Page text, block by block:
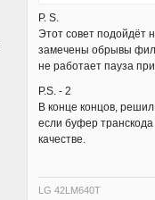
P. S.
Этот совет подойдёт
замечены обрывы
не работает пауза
P.S. - 2
В конце концов,
если буфер транскода
качестве.
LG 42LM640T